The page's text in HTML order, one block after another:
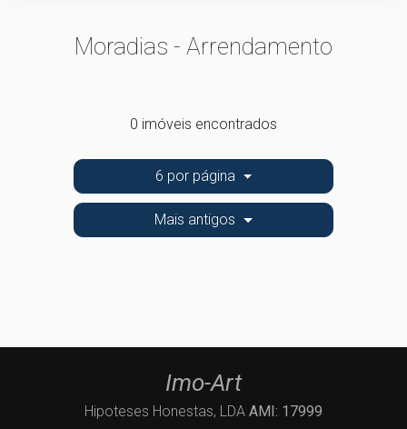
Moradias - Arrendamento
0 imóveis encontrados
6 por página
Mais antigos
Imo-Art
Hipoteses Honestas, LDA AMI: 17999